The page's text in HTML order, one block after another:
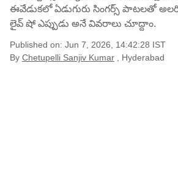
ఈవేడుకలో ఏడుగురు సింగర్స్ పాటలతో
లైవ్ షో ఎప్పుడు అనే వివరాలు చూద్దాం.
Published on: Jun 7, 2026, 14:42:28 IST
By Chetupelli Sanjiv Kumar , Hyderabad